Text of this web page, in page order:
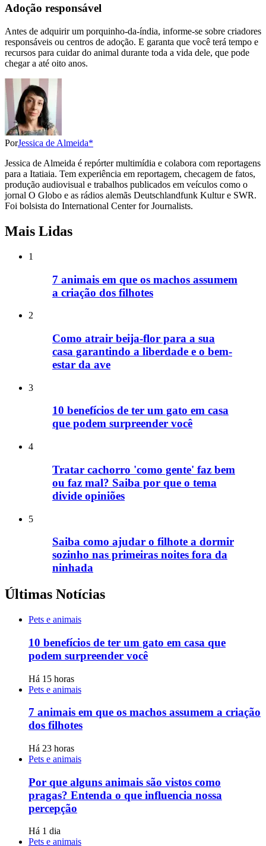
Adoção responsável
Antes de adquirir um porquinho-da-índia, informe-se sobre criadores
responsáveis ou centros de adoção. E garanta que você terá tempo e
recursos para cuidar do animal durante toda a vida dele, que pode
chegar a até oito anos.
PorJessica de Almeida*
Jessica de Almeida é repórter multimídia e colabora com reportagens
para a Itatiaia. Tem experiência em reportagem, checagem de fatos,
produção audiovisual e trabalhos publicados em veículos como o
jornal O Globo e as rádios alemãs Deutschlandfunk Kultur e SWR.
Foi bolsista do International Center for Journalists.
Mais Lidas
1
7 animais em que os machos assumem
a criação dos filhotes
2
Como atrair beija-flor para a sua
casa garantindo a liberdade e o bem-
estar da ave
3
10 benefícios de ter um gato em casa
que podem surpreender você
4
Tratar cachorro 'como gente' faz bem
ou faz mal? Saiba por que o tema
divide opiniões
5
Saiba como ajudar o filhote a dormir
sozinho nas primeiras noites fora da
ninhada
Últimas Notícias
Pets e animais
10 benefícios de ter um gato em casa que
podem surpreender você
Há 15 horas
Pets e animais
7 animais em que os machos assumem a criação
dos filhotes
Há 23 horas
Pets e animais
Por que alguns animais são vistos como
pragas? Entenda o que influencia nossa
percepção
Há 1 dia
Pets e animais